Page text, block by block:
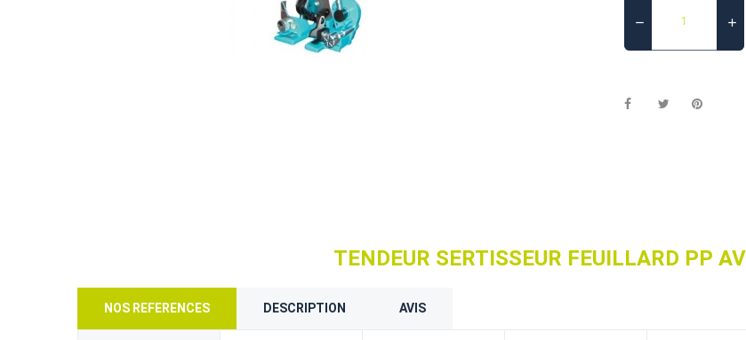
TENDEUR SERTISSEUR FEUILLARD PP
NOS REFERENCES DESCRIPTION AVIS